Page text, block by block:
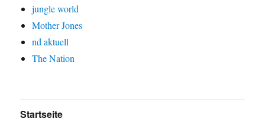
jungle world
Mother Jones
nd aktuell
The Nation
Startseite